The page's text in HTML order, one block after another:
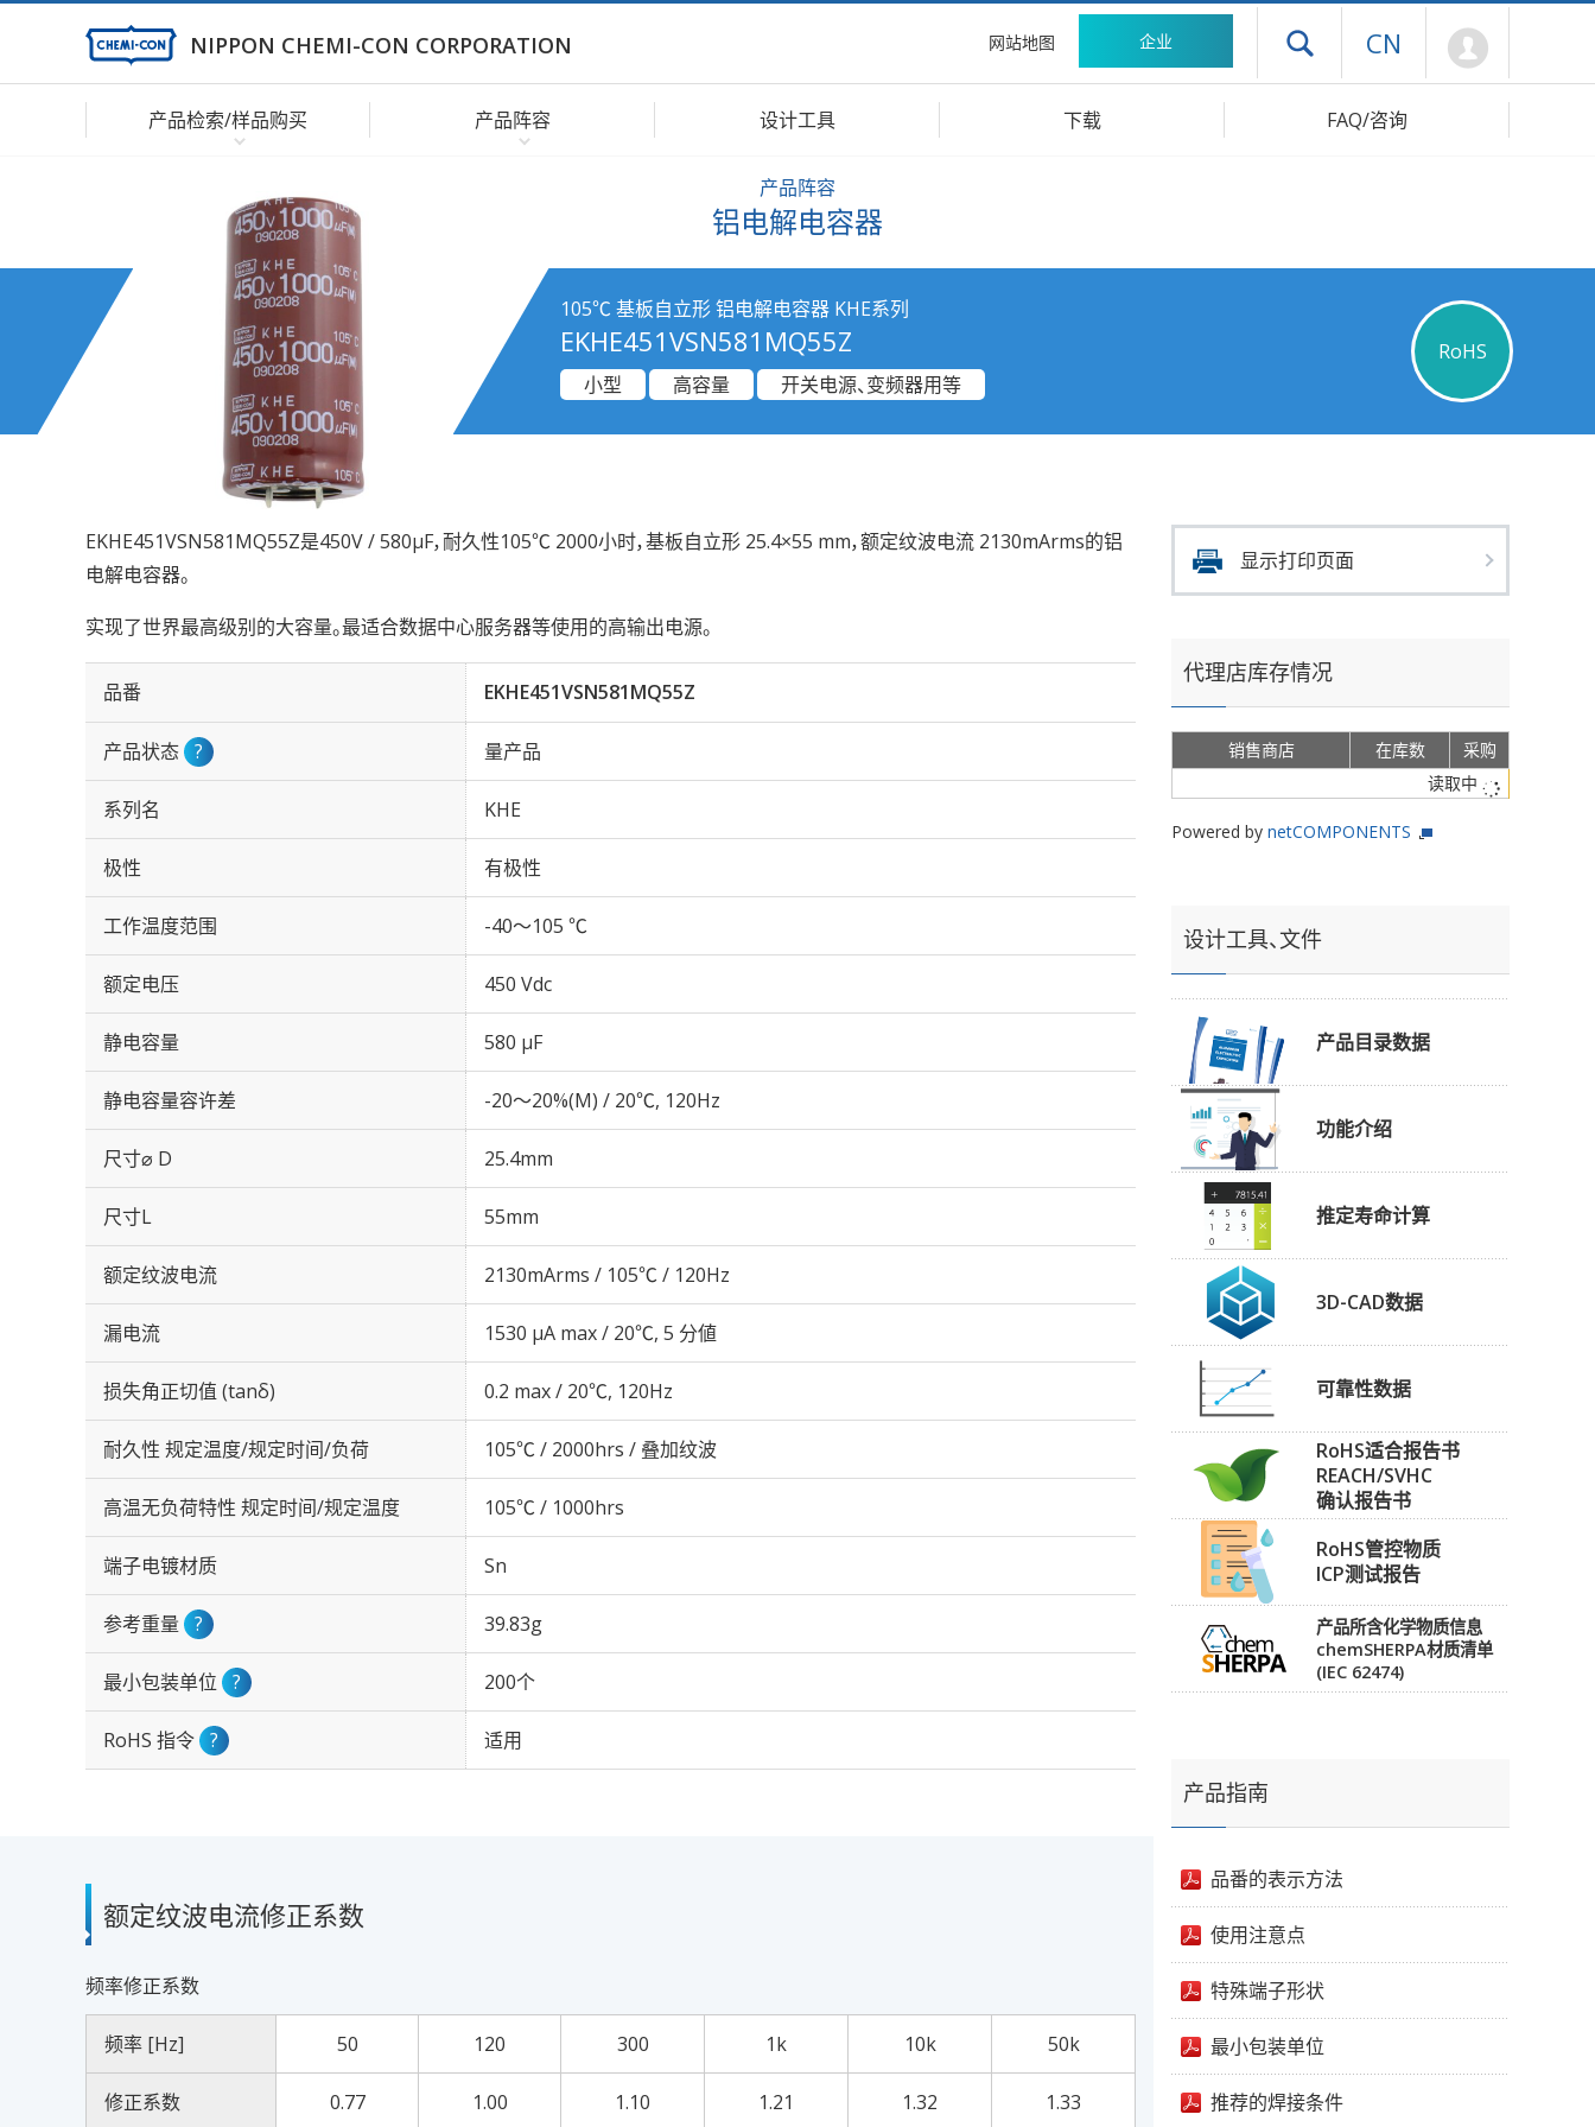
NIPPON CHEMI-CON CORPORATION 网站地图 企业 打开抽屉菜单
CN
产品检索/样品购买 产品阵容 设计工具 下载 FAQ/咨询
产品阵容
铝电解电容器
105℃ 基板自立形 铝电解电容器 KHE系列
EKHE451VSN581MQ55Z
RoHS
小型
高容量 开关电源、变频器用等
EKHE451VSN581MQ55Z是450V / 580µF，耐久性105℃ 2000小时，基板自立形 25.4×55 mm，额定纹波电流 2130mArms的铝
电解电容器。
实现了世界最高级别的大容量。最适合数据中心服务器等使用的高输出电源。
品番 EKHE451VSN581MQ55Z
产品状态 ? 量产品
系列名 KHE
极性 有极性
工作温度范围 -40～105 ℃
额定电压 450 Vdc
静电容量 580 µF
静电容量容许差 -20～20%(M) / 20℃, 120Hz
尺寸⌀ D 25.4mm
尺寸L 55mm
额定纹波电流 2130mArms / 105℃ / 120Hz
漏电流 1530 μA max / 20℃, 5 分値
损失角正切值 (tanδ) 0.2 max / 20℃, 120Hz
耐久性 规定温度/规定时间/负荷 105℃ / 2000hrs / 叠加纹波
高温无负荷特性 规定时间/规定温度 105℃ / 1000hrs
端子电镀材质 Sn
参考重量 ? 39.83g
最小包装单位 ? 200个
RoHS 指令 ? 适用
额定纹波电流修正系数
频率修正系数
频率 [Hz] 50 120 300 1k 10k 50k
修正系数 0.77 1.00 1.10 1.21 1.32 1.33
显示打印页面
代理店库存情况
销售商店 在库数
采购
读取中
Powered by netCOMPONENTS
设计工具、文件
产品目录数据
功能介绍
推定寿命计算
3D-CAD数据
可靠性数据
RoHS适合报告书
REACH/SVHC
确认报告书
RoHS管控物质
ICP测试报告
产品所含化学物质信息
chemSHERPA材质清单
(IEC 62474)
产品指南
品番的表示方法
使用注意点
特殊端子形状
最小包装单位
推荐的焊接条件